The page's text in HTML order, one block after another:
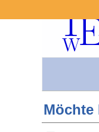
Möchte